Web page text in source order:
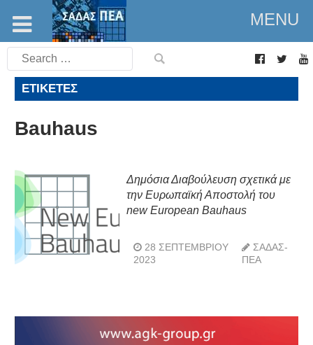
MENU
Search
for:
ΕΤΙΚΈΤΕΣ
Bauhaus
Δημόσια Διαβούλευση σχετικά με
την Ευρωπαϊκή Αποστολή του
new European Bauhaus
28 ΣΕΠΤΕΜΒΡΊΟΥ
2023
ΣΑΔΑΣ-
ΠΕΑ